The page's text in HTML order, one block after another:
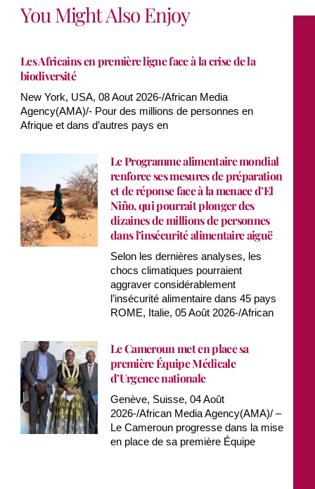
You Might Also Enjoy
Les Africains en première ligne face à la crise de la
biodiversité
New York, USA, 08 Aout 2026-/African Media
Agency(AMA)/- Pour des millions de personnes en
Afrique et dans d’autres pays en
Le Programme alimentaire mondial
renforce ses mesures de préparation
et de réponse face à la menace d’El
Niño, qui pourrait plonger des
dizaines de millions de personnes
dans l’insécurité alimentaire aiguë
Selon les dernières analyses, les
chocs climatiques pourraient
aggraver considérablement
l’insécurité alimentaire dans 45 pays
ROME, Italie, 05 Août 2026-/African
Le Cameroun met en place sa
première Équipe Médicale
d’Urgence nationale
Genève, Suisse, 04 Août
2026-/African Media Agency(AMA)/ –
Le Cameroun progresse dans la mise
en place de sa première Équipe